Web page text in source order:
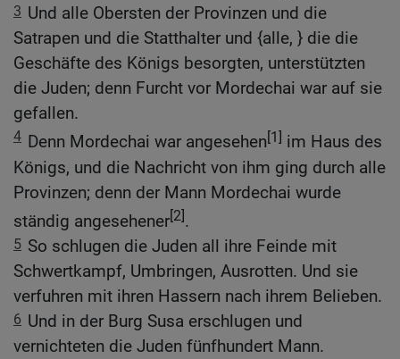
3 Und alle Obersten der Provinzen und die
Satrapen und die Statthalter und {alle, } die die
Geschäfte des Königs besorgten, unterstützten
die Juden; denn Furcht vor Mordechai war auf sie
gefallen.
4 Denn Mordechai war angesehen[1] im Haus des
Königs, und die Nachricht von ihm ging durch alle
Provinzen; denn der Mann Mordechai wurde
ständig angesehener[2].
5 So schlugen die Juden all ihre Feinde mit
Schwertkampf, Umbringen, Ausrotten. Und sie
verfuhren mit ihren Hassern nach ihrem Belieben.
6 Und in der Burg Susa erschlugen und
vernichteten die Juden fünfhundert Mann.